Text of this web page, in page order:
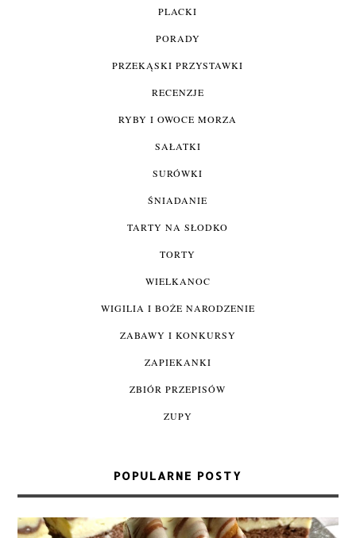
PLACKI
PORADY
PRZEKĄSKI PRZYSTAWKI
RECENZJE
RYBY I OWOCE MORZA
SAŁATKI
SURÓWKI
ŚNIADANIE
TARTY NA SŁODKO
TORTY
WIELKANOC
WIGILIA I BOŻE NARODZENIE
ZABAWY I KONKURSY
ZAPIEKANKI
ZBIÓR PRZEPISÓW
ZUPY
POPULARNE POSTY